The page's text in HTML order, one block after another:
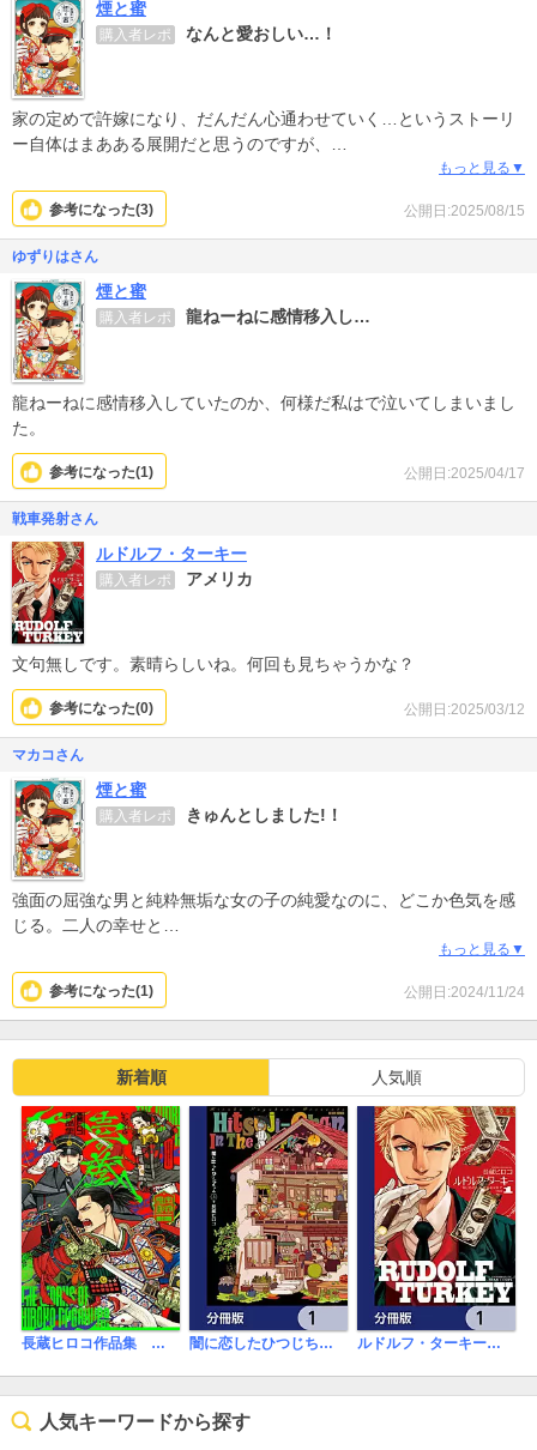
煙と蜜
購入者レポ なんと愛おしい…！
家の定めで許嫁になり、だんだん心通わせていく…というストーリ
ー自体はまあある展開だと思うのですが、
日々の暮らし、季節の移り変わりを通じて身近な人や家族と徐々に
関係性が深まっていく姿が丁寧に描かれています。
個人的には、許嫁でありながらまだ籍を入れていないという絶妙な
期間の交流を細やかに描いてくれる作品はめったになく、この時期
だからこそのもだもだ感がたまらないです…！
歳の差ということもありますが、旦那様が本当に大人で、姫子を人
間として慈しんでいる姿が本当に素晴らしいです。歳の差は好きだ
けど、ロリはちょっと…という人でもこの作品は刺さるのでは？と
思います。
作品を通して、コミカルすぎずシリアスすぎない絶妙な温度感で物
語が進んでいくのも読みやすく安心できます。
うので…
恋愛に限らずあくまで心の交流というのがいいです。
もっと見る▼
公開日:2025/08/15
参考になった(3)
ゆずりはさん
煙と蜜
購入者レポ 龍ねーねに感情移入し…
龍ねーねに感情移入していたのか、何様だ私はで泣いてしまいまし
た。
公開日:2025/04/17
参考になった(1)
戦車発射さん
ルドルフ・ターキー
購入者レポ アメリカ
文句無しです。素晴らしいね。何回も見ちゃうかな？
公開日:2025/03/12
参考になった(0)
マカコさん
煙と蜜
購入者レポ きゅんとしました!！
強面の屈強な男と純粋無垢な女の子の純愛なのに、どこか色気を感
じる。二人の幸せと
お手伝いのお姉様方の幸せな結末を願いながら、続きを楽しみに待
ちます!
もっと見る▼
公開日:2024/11/24
参考になった(1)
新着順 人気順
長蔵ヒロコ作品集 壱の蔵 闇に恋したひつじちゃん【分冊版】 ルドルフ・ターキー【分冊版】
人気キーワードから探す